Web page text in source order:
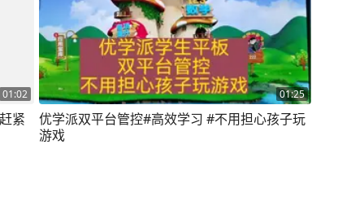
01:02
紧
01:25
优学派双平台管控#高效学习 #不用担心孩子玩
游戏